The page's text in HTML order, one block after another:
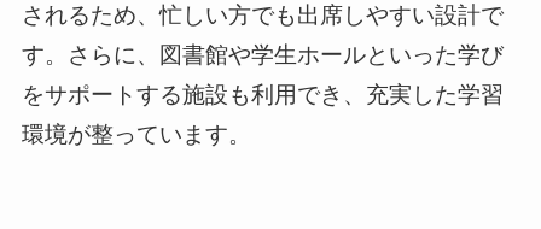
されるため、忙しい方でも出席しやすい設計で
す。さらに、図書館や学生ホールといった学び
をサポートする施設も利用でき、充実した学習
環境が整っています。